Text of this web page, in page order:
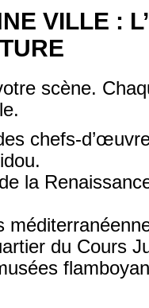
VILLE :
scène.
chefs-
la
du Cours